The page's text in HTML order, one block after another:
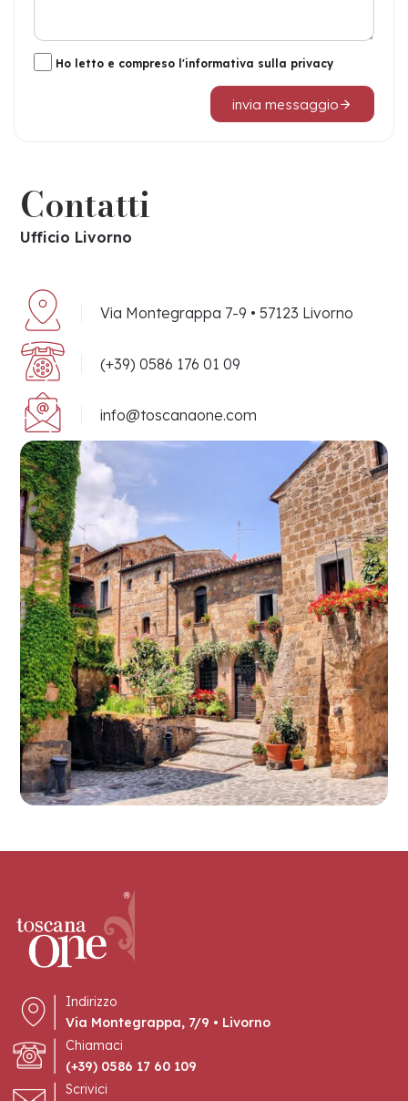
Ho letto e compreso l'informativa sulla privacy
invia messaggio
Contatti
Ufficio Livorno
Via Montegrappa 7-9 • 57123 Livorno
(+39) 0586 176 01 09
info@toscanaone.com
Indirizzo
Via Montegrappa, 7/9 • Livorno
Chiamaci
(+39) 0586 17 60 109
Scrivici